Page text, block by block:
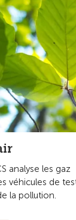
analyse les gaz
véhicules de
la pollution.